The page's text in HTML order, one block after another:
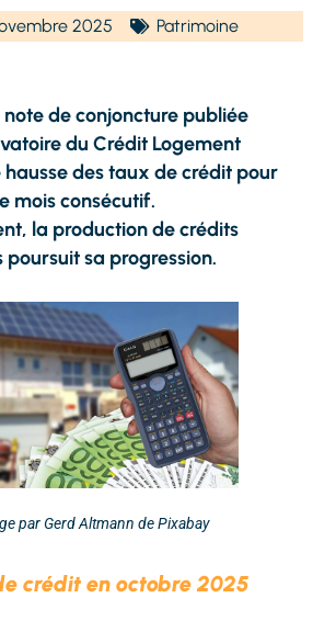
2025 Patrimoine
note de conjoncture publiée
du Crédit Logement
hausse des taux de crédit pour
mois consécutif.
la production de crédits
sa progression.
par Gerd Altmann de Pixabay
crédit en octobre 2025